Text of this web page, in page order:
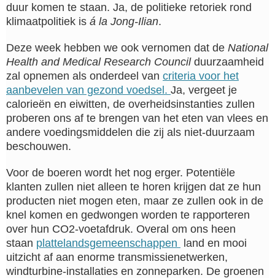
duur komen te staan. Ja, de politieke retoriek rond
klimaatpolitiek is á la Jong-Ilian.
Deze week hebben we ook vernomen dat de National
Health and Medical Research Councilduurzaamheid
zal opnemen als onderdeel van criteria voor het
aanbevelen van gezond voedsel. Ja, vergeet je
calorieën en eiwitten, de overheidsinstanties zullen
proberen ons af te brengen van het eten van vlees en
andere voedingsmiddelen die zij als niet-duurzaam
beschouwen.
Voor de boeren wordt het nog erger. Potentiële
klanten zullen niet alleen te horen krijgen dat ze hun
producten niet mogen eten, maar ze zullen ook in de
knel komen en gedwongen worden te rapporteren
over hun CO2-voetafdruk. Overal om ons heen
staan plattelandsgemeenschappen land en mooi
uitzicht af aan enorme transmissienetwerken,
windturbine-installaties en zonneparken. De groenen